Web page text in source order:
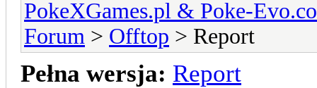
PokeXGames.pl & Poke-
Forum > Offtop > Report
Pełna wersja: Report